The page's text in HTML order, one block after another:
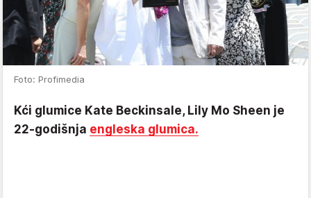
Foto: Profimedia
Kći glumice Kate Beckinsale, Lily Mo Sheen je
22-godišnja engleska glumica.